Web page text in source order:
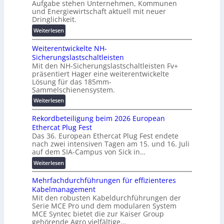
s
l
ö
s
u
n
g
e
n
z
u
n
d
d
i
g
i
t
a
l
e
T
r
a
n
s
p
a
r
e
n
z
i
n
e
n
b
a
u
:
F
o
r
s
h
u
n
g
s
f
r
d
e
r
u
Aufgabe stehen Unternehmen, Kommunen
und Energiewirtschaft aktuell mit neuer
Dringlichkeit.
Weiterlesen:
V
o
l
t
a
-
X
2
0
2
7
w
i
r
d
z
u
m
E
n
e
Weiterentwickelte NH-
Sicherungslastschaltleisten
Mit den NH-Sicherungslastschaltleisten Fv+
präsentiert Hager eine weiterentwickelte
Lösung für das 185mm-
Sammelschienensystem.
Weiterlesen:
W
e
i
t
e
r
e
n
t
w
i
c
k
Rekordbeteiligung beim 2026 European
Ethercat Plug Fest
Das 36. European Ethercat Plug Fest endete
nach zwei intensiven Tagen am 15. und 16. Juli
auf dem SIA-Campus von Sick in…
Weiterlesen:
R
e
k
o
r
d
Mehrfachdurchführungen für effizienteres
Kabelmanagement
Mit den robusten Kabeldurchführungen der
Serie MCE Pro und dem modularen System
MCE Syntec bietet die zur Kaiser Group
gehörende Agro vielfältige…